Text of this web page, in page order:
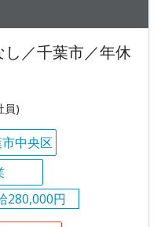
し／千葉市／年休
員)
中央区
280,000円